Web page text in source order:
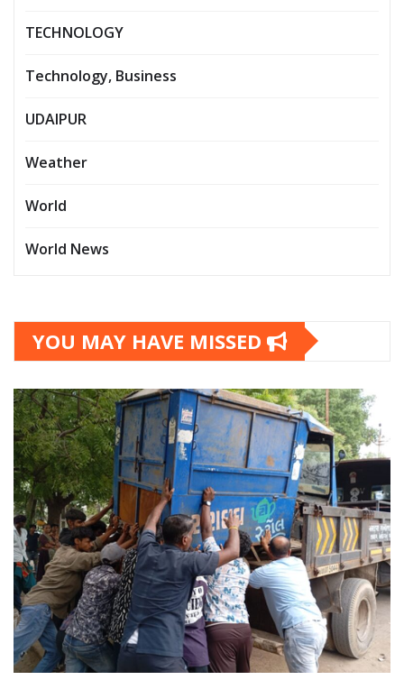
TECHNOLOGY
Technology, Business
UDAIPUR
Weather
World
World News
YOU MAY HAVE MISSED